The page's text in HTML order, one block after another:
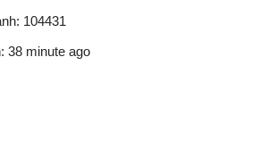
104431
38 minute ago